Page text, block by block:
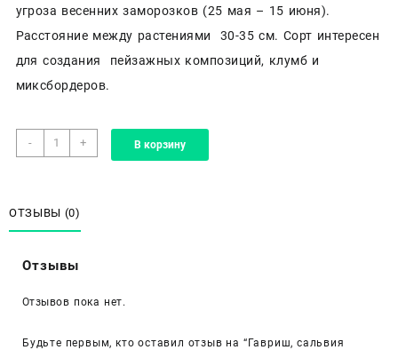
угроза весенних заморозков (25 мая – 15 июня).
Расстояние между растениями 30-35 см. Сорт интересен
для создания пейзажных композиций, клумб и
миксбордеров.
-
Количество
товара
«Конфетти»
+ В корзину
ОТЗЫВЫ (0)
Отзывы
Отзывов пока нет.
Будьте первым, кто оставил отзыв на “Гавриш, сальвия